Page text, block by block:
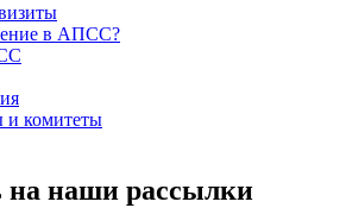
в АПСС?
и комитеты
наши рассылки